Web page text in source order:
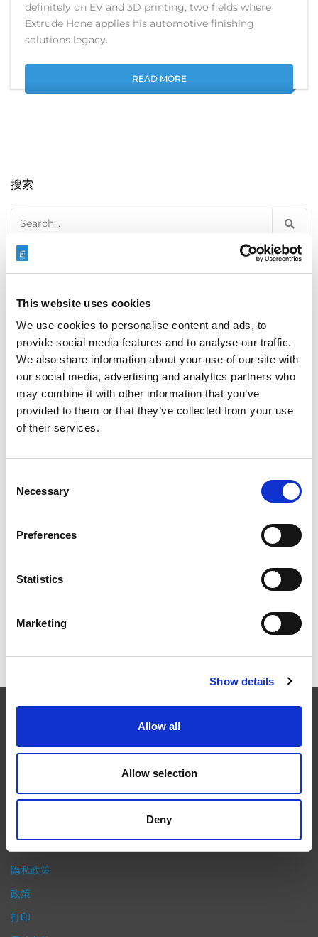
This website uses cookies
We use cookies to personalise content and ads, to
provide social media features and to analyse our traffic.
We also share information about your use of our site with
our social media, advertising and analytics partners who
may combine it with other information that you’ve
provided to them or that they’ve collected from your use
of their services.
Selection
Necessary
Preferences
Statistics
Marketing
Show details
Allow all
Allow selection
Deny
definitely on EV and 3D printing, two fields where
Extrude Hone applies his automotive finishing
solutions legacy.
READ MORE
搜索
for:
最新文章
EXTRUDE HONE 如何重新定义一级方程式赛车的性能极
限
产品性能等级的精致度十分关键。我们的机床采用完整的加工方法
（加工时间仅占其他方法所需时间的一小部分）来提高成品轮廓的
精度。事实上，我们的 易趋宏公司（EXTRUDE HONE®） 机械加
隐私政策
政策
打印